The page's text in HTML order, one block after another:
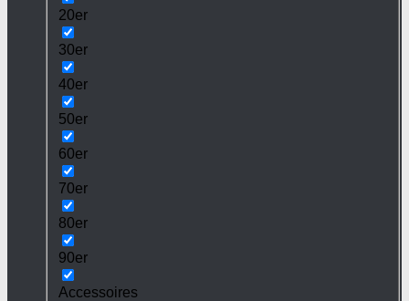
20er
30er
40er
50er
60er
70er
80er
90er
Accessoires